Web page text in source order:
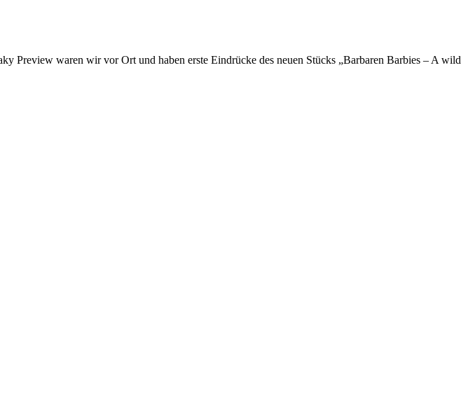
Preview waren wir vor Ort und haben erste Eindrücke des neuen Stücks „Barbaren Barbies – A wild